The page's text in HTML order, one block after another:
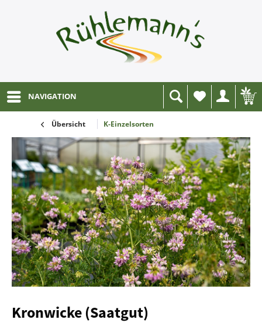
NAVIGATION
Wunschliste
Übersicht K-Einzelsorten
Kronwicke (Saatgut)